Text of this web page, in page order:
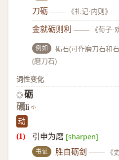
刀砺 —— 《礼记·内则》
金就砺则利 —— 《荀子·
例如
砺石(可作磨刀石和
(磨刀石)
词性变化
◎ 砺
礪lì
动
引申为磨 [sharpen]
书证 胜自砺剑 —— 《